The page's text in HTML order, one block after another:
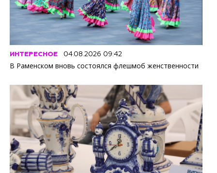
ИНТЕРЕСНОЕ 04.08.2026 09:42
В Раменском вновь состоялся флешмоб женственности